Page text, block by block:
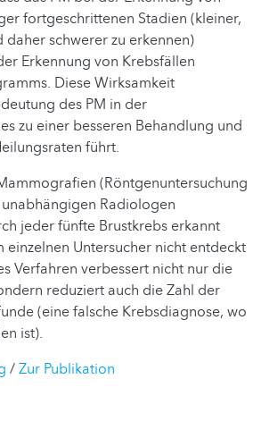
fortgeschrittenen Stadien (kleiner,
schwerer zu erkennen)
Erkennung von Krebsfällen
Diese Wirksamkeit
des PM in der
zu einer besseren Behandlung und
führt.
(Röntgenuntersuchung
Radiologen
jeder fünfte Brustkrebs erkannt
einzelnen Untersucher nicht entdeckt
Verfahren verbessert nicht nur die
reduziert auch die Zahl der
(eine falsche Krebsdiagnose, wo
ist).
/Zur Publikation